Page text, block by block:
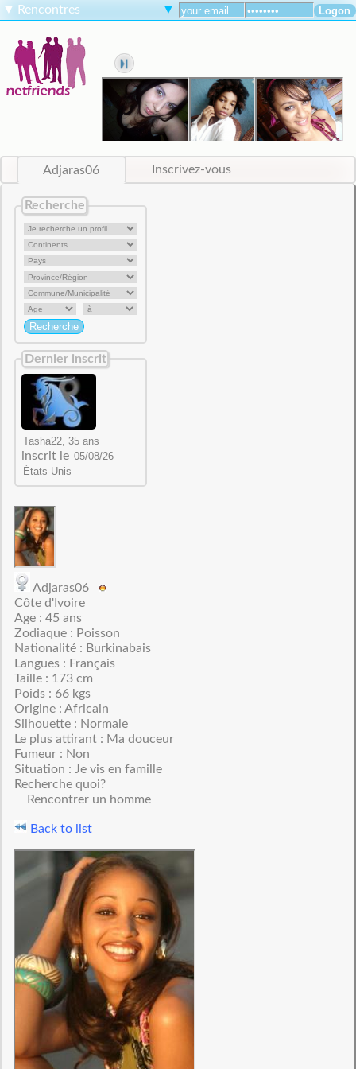
▼ Rencontres ▼
Adjaras06 Inscrivez-vous
Recherche
Dernier inscrit
inscrit le
Adjaras06
Côte d'Ivoire
Age : 45 ans
Zodiaque : Poisson
Nationalité : Burkinabais
Langues : Français
Taille : 173 cm
Poids : 66 kgs
Origine : Africain
Silhouette : Normale
Le plus attirant : Ma douceur
Fumeur : Non
Situation : Je vis en famille
Recherche quoi?
Rencontrer un homme
Back to list